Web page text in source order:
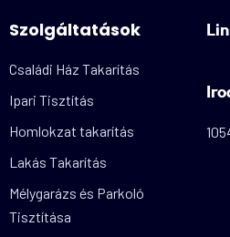
Szolgáltatások
Családi Ház Takarítás
Ipari Tisztítás
Homlokzat takarítás
Lakás Takarítás
Mélygarázs és Parkoló
Tisztítása